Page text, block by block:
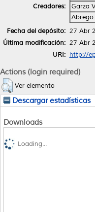
Creadores:
Garza
Abrego
Fecha del depósito: 27 Abr
Última modificación: 27 Abr
URI: http://
Actions (login required)
Ver elemento
Descargar estadísticas
Downloads
Loading...